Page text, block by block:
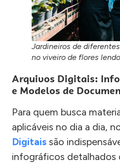
Jardineiros de
no viveiro de flores
Arquivos Digitais:
e Modelos de
Para quem busca
aplicáveis no dia a dia,
Digitais são
infográficos detalhados